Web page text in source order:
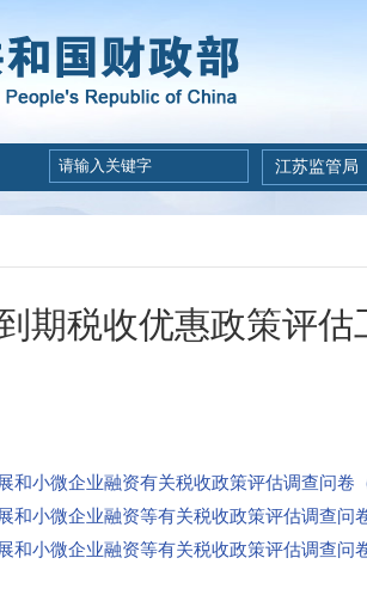
江苏监管局
期税收优惠政策评估
和小微企业融资有关税收政策评估调查问卷
和小微企业融资等有关税收政策评估调查问
和小微企业融资等有关税收政策评估调查